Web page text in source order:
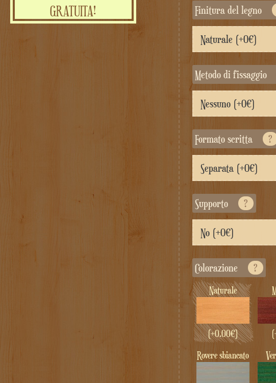
GRATUITA!
Finitura del legno
Metodo di fissaggio
Formato scritta ?
Supporto ?
Colorazione ?
Naturale
(+0.00€)
Rovere sbiancato